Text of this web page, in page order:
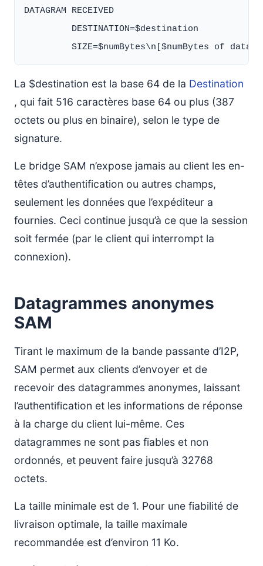
DATAGRAM RECEIVED
         DESTINATION=$destination
La $destination est la base 64 de la Destination
, qui fait 516 caractères base 64 ou plus (387
octets ou plus en binaire), selon le type de
signature.
Le bridge SAM n’expose jamais au client les en-
têtes d’authentification ou autres champs,
seulement les données que l’expéditeur a
fournies. Ceci continue jusqu’à ce que la session
soit fermée (par le client qui interrompt la
connexion).
Datagrammes anonymes
SAM
Tirant le maximum de la bande passante d’I2P,
SAM permet aux clients d’envoyer et de
recevoir des datagrammes anonymes, laissant
l’authentification et les informations de réponse
à la charge du client lui-même. Ces
datagrammes ne sont pas fiables et non
ordonnés, et peuvent faire jusqu’à 32768
octets.
La taille minimale est de 1. Pour une fiabilité de
livraison optimale, la taille maximale
recommandée est d’environ 11 Ko.